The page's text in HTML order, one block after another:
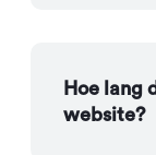
Hoe lang
website?